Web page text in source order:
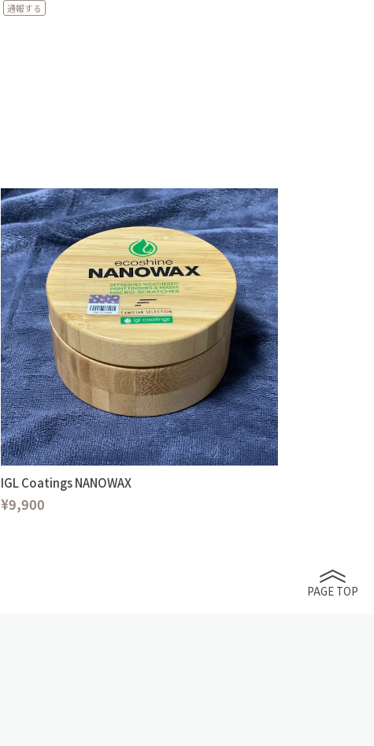
通報する
IGL Coatings NANOWAX
¥9,900
PAGE TOP